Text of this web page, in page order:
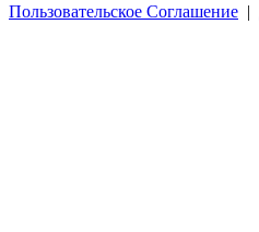
Пользовательское Соглашение |